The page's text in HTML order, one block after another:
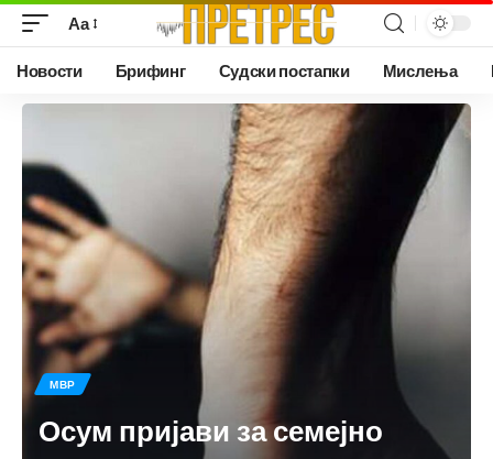
Аа
Новости Брифинг Судски постапки Мислења
МВР
Осум пријави за семејно